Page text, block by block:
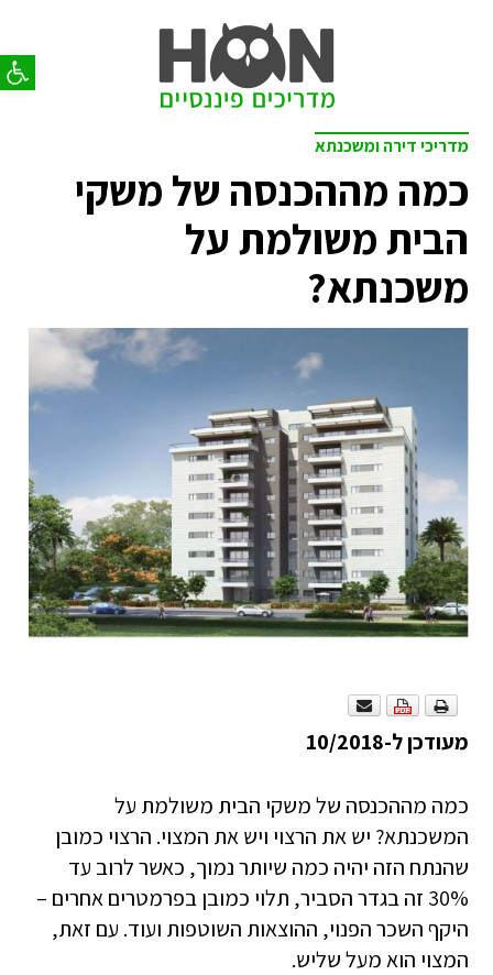
פתח
מדריכי דירה ומשכנתא
כמה מההכנסה של משקי
הבית משולמת על
משכנתא?
מעודכן ל-10/2018
כמה מההכנסה של משקי הבית משולמת על
המשכנתא? יש את הרצוי ויש את המצוי. הרצוי כמובן
שהנתח הזה יהיה כמה שיותר נמוך, כאשר לרוב עד
30% זה בגדר הסביר, תלוי כמובן בפרמטרים אחרים –
היקף השכר הפנוי, ההוצאות השוטפות ועוד. עם זאת,
המצוי הוא מעל שליש.